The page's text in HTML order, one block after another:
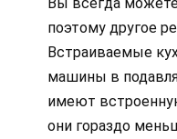
поэтому другое
Встраиваемые
машины в
имеют
они гораздо